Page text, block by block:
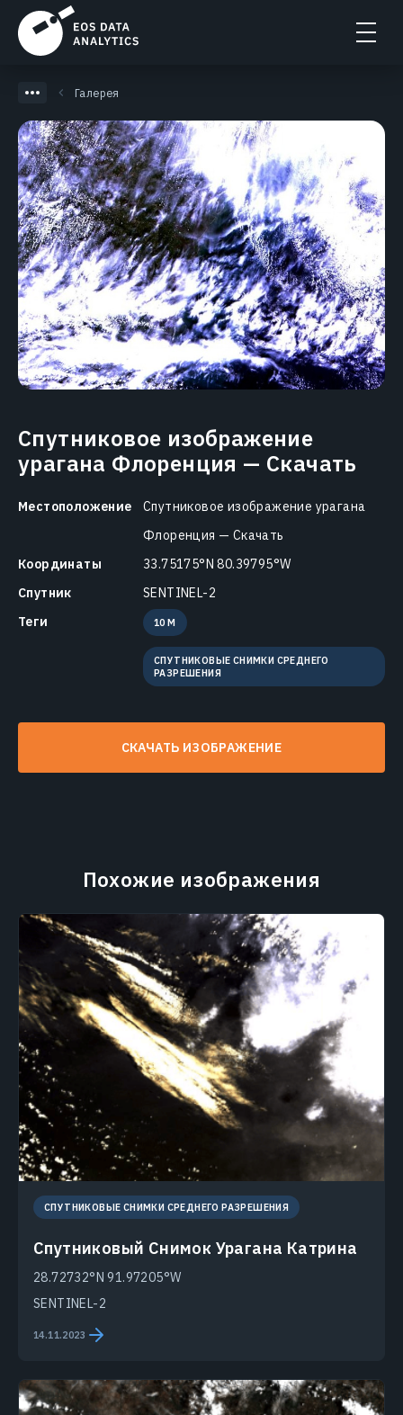
Галерея
Спутниковое изображение
урагана Флоренция — Скачать
Местоположение
Спутниковое изображение урагана
Флоренция — Скачать
Координаты
33.75175°N 80.39795°W
Спутник
SENTINEL-2
Теги
10 M
СПУТНИКОВЫЕ СНИМКИ СРЕДНЕГО
РАЗРЕШЕНИЯ
СКАЧАТЬ ИЗОБРАЖЕНИЕ
Похожие изображения
СПУТНИКОВЫЕ СНИМКИ СРЕДНЕГО РАЗРЕШЕНИЯ
Спутниковый Снимок Урагана Катрина
28.72732°N 91.97205°W
SENTINEL-2
14.11.2023